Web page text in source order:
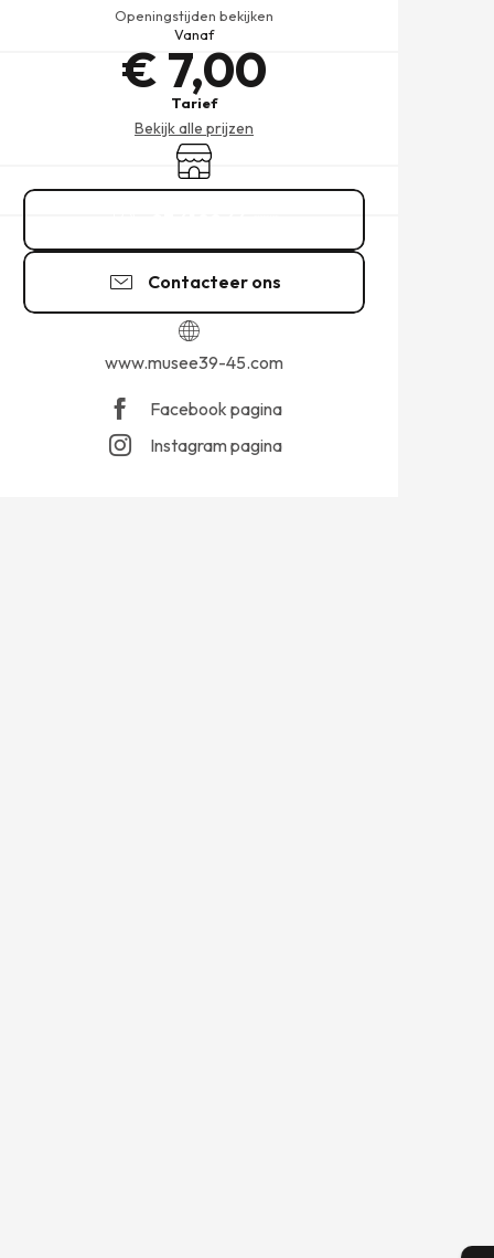
Openingstijden bekijken
Vanaf
€ 7,00
Tarief
Bekijk alle prijzen
Winkel op
Contacteer ons
www.musee39-45.com
Facebook pagina
Instagram pagina